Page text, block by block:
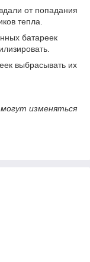
от попадания
тепла.
батареек
выбрасывать их
изменяться